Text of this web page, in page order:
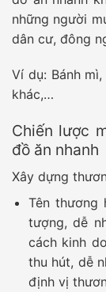
những người
dân cư, đông
Ví dụ: Bánh
khác,…
Chiến lược
đồ ăn nhanh
Xây dựng
Tên thương
tượng, dễ
cách kinh
thu hút, dễ
định vị